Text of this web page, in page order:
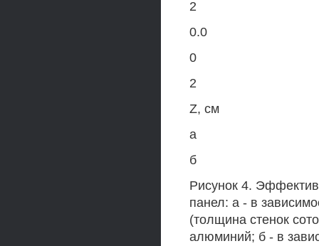
2
0.0
0
2
Z, см
а
б
Рисунок 4.
панел: а - в
(толщина стенок
алюминий; б - в